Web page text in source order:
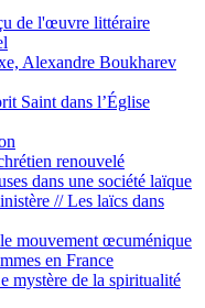
de l'œuvre littéraire
Alexandre Boukharev
Saint dans l’Église
renouvelé
dans une société laïque
// Les laïcs dans
mouvement œcuménique
en France
mystère de la spiritualité